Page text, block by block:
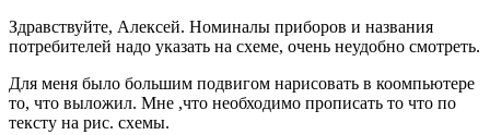
Здравствуйте, Алексей. Номиналы приборов и названия
потребителей надо указать на схеме, очень неудобно смотреть.
Для меня было большим подвигом нарисовать в коомпьютере
то, что выложил. Мне ,что необходимо прописать то что по
тексту на рис. схемы.